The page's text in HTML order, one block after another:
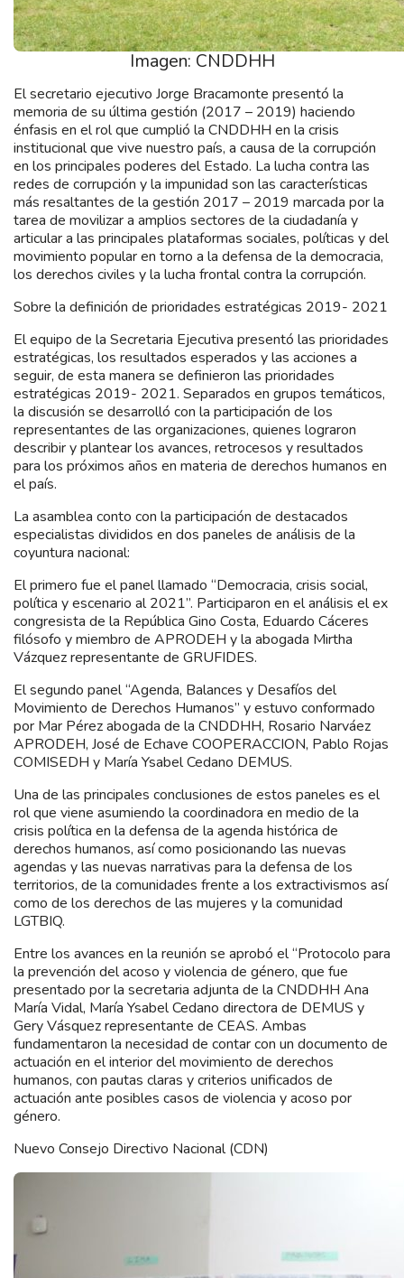
Imagen: CNDDHH
El secretario ejecutivo Jorge Bracamonte presentó la
memoria de su última gestión (2017 – 2019) haciendo
énfasis en el rol que cumplió la CNDDHH en la crisis
institucional que vive nuestro país, a causa de la corrupción
en los principales poderes del Estado. La lucha contra las
redes de corrupción y la impunidad son las características
más resaltantes de la gestión 2017 – 2019 marcada por la
tarea de movilizar a amplios sectores de la ciudadanía y
articular a las principales plataformas sociales, políticas y del
movimiento popular en torno a la defensa de la democracia,
los derechos civiles y la lucha frontal contra la corrupción.
Sobre la definición de prioridades estratégicas 2019- 2021
El equipo de la Secretaria Ejecutiva presentó las prioridades
estratégicas, los resultados esperados y las acciones a
seguir, de esta manera se definieron las prioridades
estratégicas 2019- 2021. Separados en grupos temáticos,
la discusión se desarrolló con la participación de los
representantes de las organizaciones, quienes lograron
describir y plantear los avances, retrocesos y resultados
para los próximos años en materia de derechos humanos en
el país.
La asamblea conto con la participación de destacados
especialistas divididos en dos paneles de análisis de la
coyuntura nacional:
El primero fue el panel llamado “Democracia, crisis social,
política y escenario al 2021”. Participaron en el análisis el ex
congresista de la República Gino Costa, Eduardo Cáceres
filósofo y miembro de APRODEH y la abogada Mirtha
Vázquez representante de GRUFIDES.
El segundo panel “Agenda, Balances y Desafíos del
Movimiento de Derechos Humanos” y estuvo conformado
por Mar Pérez abogada de la CNDDHH, Rosario Narváez
APRODEH, José de Echave COOPERACCION, Pablo Rojas
COMISEDH y María Ysabel Cedano DEMUS.
Una de las principales conclusiones de estos paneles es el
rol que viene asumiendo la coordinadora en medio de la
crisis política en la defensa de la agenda histórica de
derechos humanos, así como posicionando las nuevas
agendas y las nuevas narrativas para la defensa de los
territorios, de la comunidades frente a los extractivismos así
como de los derechos de las mujeres y la comunidad
LGTBIQ.
Entre los avances en la reunión se aprobó el “Protocolo para
la prevención del acoso y violencia de género, que fue
presentado por la secretaria adjunta de la CNDDHH Ana
María Vidal, María Ysabel Cedano directora de DEMUS y
Gery Vásquez representante de CEAS. Ambas
fundamentaron la necesidad de contar con un documento de
actuación en el interior del movimiento de derechos
humanos, con pautas claras y criterios unificados de
actuación ante posibles casos de violencia y acoso por
género.
Nuevo Consejo Directivo Nacional (CDN)